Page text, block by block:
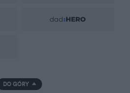
DO GÓRY